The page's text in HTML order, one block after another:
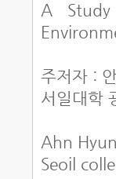
A
주저자 :
서일대학
Ahn
Seoil